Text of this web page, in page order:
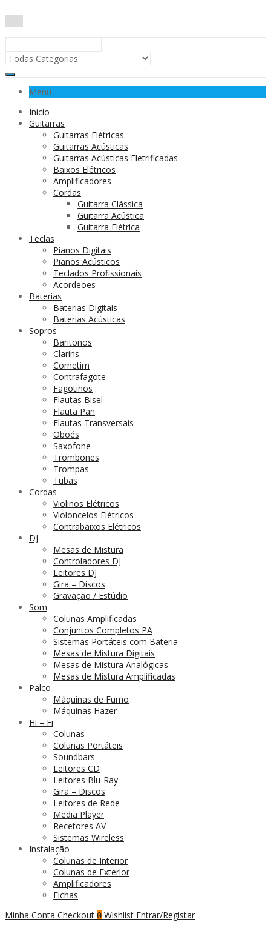
Menu
Inicio
Guitarras
Guitarras Elétricas
Guitarras Acústicas
Guitarras Acústicas Eletrificadas
Baixos Elétricos
Amplificadores
Cordas
Guitarra Clássica
Guitarra Acústica
Guitarra Elétrica
Teclas
Pianos Digitais
Pianos Acústicos
Teclados Profissionais
Acordeões
Baterias
Baterias Digitais
Baterias Acústicas
Sopros
Baritonos
Clarins
Cornetim
Contrafagote
Fagotinos
Flautas Bisel
Flauta Pan
Flautas Transversais
Oboés
Saxofone
Trombones
Trompas
Tubas
Cordas
Violinos Elétricos
Violoncelos Elétricos
Contrabaixos Elétricos
DJ
Mesas de Mistura
Controladores DJ
Leitores DJ
Gira – Discos
Gravação / Estúdio
Som
Colunas Amplificadas
Conjuntos Completos PA
Sistemas Portáteis com Bateria
Mesas de Mistura Digitais
Mesas de Mistura Analógicas
Mesas de Mistura Amplificadas
Palco
Máquinas de Fumo
Máquinas Hazer
Hi – Fi
Colunas
Colunas Portáteis
Soundbars
Leitores CD
Leitores Blu-Ray
Gira – Discos
Leitores de Rede
Media Player
Recetores AV
Sistemas Wireless
Instalação
Colunas de Interior
Colunas de Exterior
Amplificadores
Fichas
Minha Conta Checkout 0 Wishlist Entrar/Registar